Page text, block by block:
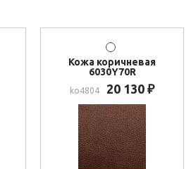
Кожа коричневая
6030Y70R
ko4804 20 130 ₽